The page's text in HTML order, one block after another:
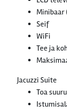
Minibaar
Seif
WiFi
Tee ja
Jacuzzi Suite
Toa